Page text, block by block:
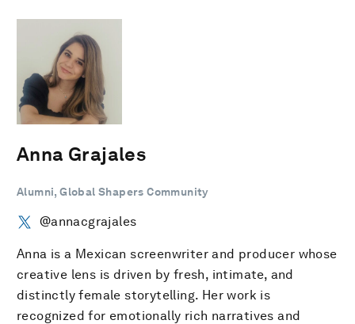
Anna Grajales
Alumni, Global Shapers Community
@annacgrajales
Anna is a Mexican screenwriter and producer whose
creative lens is driven by fresh, intimate, and
distinctly female storytelling. Her work is
recognized for emotionally rich narratives and